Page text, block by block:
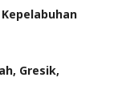
Gresik,